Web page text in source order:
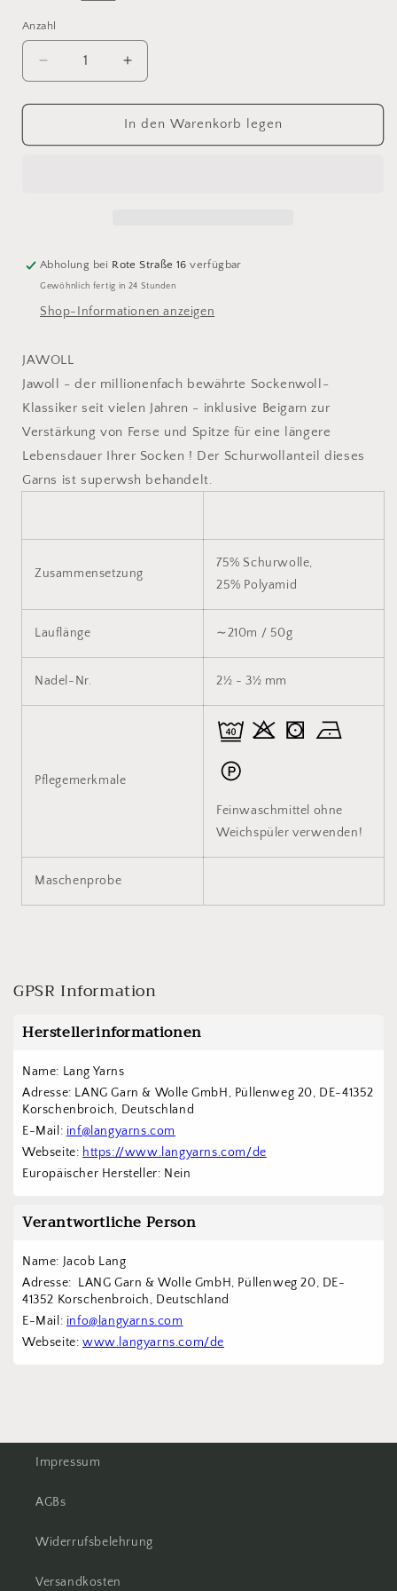
Anzahl
Anzahl
Verringere
die
Menge
Lang
Erhöhe
die
Menge
für
Lang
In den Warenkorb legen
Abholung bei Rote Straße 16 verfügbar
Gewöhnlich fertig in 24 Stunden
Shop-Informationen anzeigen
JAWOLL
Jawoll - der millionenfach bewährte Sockenwoll-
Klassiker seit vielen Jahren - inklusive Beigarn zur
Verstärkung von Ferse und Spitze für eine längere
Lebensdauer Ihrer Socken ! Der Schurwollanteil dieses
Garns ist superwsh behandelt.
Zusammensetzung
75% Schurwolle,
25% Polyamid
Lauflänge ∼210m / 50g
Nadel-Nr. 2½ - 3½ mm
Pflegemerkmale
Feinwaschmittel ohne
Weichspüler verwenden!
Maschenprobe
GPSR Information
Herstellerinformationen
Name: Lang Yarns
Adresse: LANG Garn & Wolle GmbH, Püllenweg 20, DE-41352
Korschenbroich, Deutschland
E-Mail: inf@langyarns.com
Webseite: https://www.langyarns.com/de
Europäischer Hersteller: Nein
Verantwortliche Person
Name: Jacob Lang
Adresse:  LANG Garn & Wolle GmbH, Püllenweg 20, DE-
41352 Korschenbroich, Deutschland
E-Mail: info@langyarns.com
Webseite: www.langyarns.com/de
Impressum
AGBs
Widerrufsbelehrung
Versandkosten